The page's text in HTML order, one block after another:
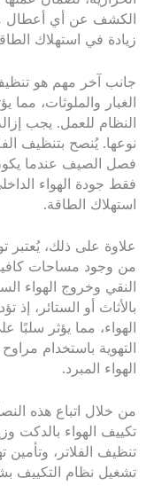
الكشف عن أي أعطال
زيادة في استهلاك
جانب آخر مهم هو
الغبار والملوثات،
النظام للعمل. يجب
نوعها. يُنصح بتنظيف
فصل الصيف عندما
فقط جودة الهواء
استهلاك الطاقة.
علاوة على ذلك، يُعتبر
من وجود مساحات
النقي وخروج الهواء
بالأثاث أو الستائر،
الهواء، مما يؤثر
التهوية باستخدام
الهواء المبرد.
من خلال اتباع هذه
تكييف الهواء بالدكت
تنظيف الفلاتر،
تشغيل نظام التكييف